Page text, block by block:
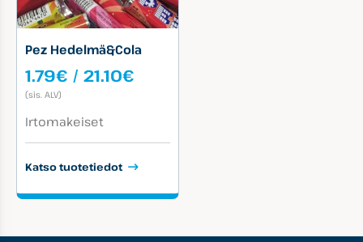
Pez Hedelmä&Cola
1.79€ / 21.10€
(sis. ALV)
Tuotekategoriat:
Irtomakeiset
Katso tuotetiedot